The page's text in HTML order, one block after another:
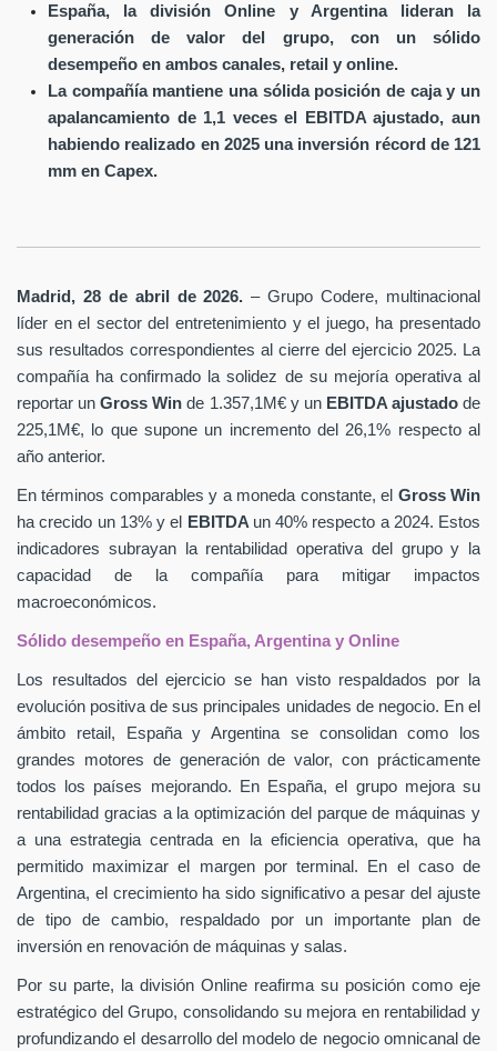
España, la división Online y Argentina lideran la
generación de valor del grupo, con un sólido
desempeño en ambos canales, retail y online.
La compañía mantiene una sólida posición de caja y un
apalancamiento de 1,1 veces el EBITDA ajustado, aun
habiendo realizado en 2025 una inversión récord de 121
mm en Capex.
Madrid, 28 de abril de 2026. – Grupo Codere, multinacional
líder en el sector del entretenimiento y el juego, ha presentado
sus resultados correspondientes al cierre del ejercicio 2025. La
compañía ha confirmado la solidez de su mejoría operativa al
reportar unGross Winde 1.357,1M€ y un EBITDA ajustadode
225,1M€, lo que supone un incremento del 26,1% respecto al
año anterior.
En términos comparables y a moneda constante, el Gross Win
ha crecido un 13% y el
EBITDA un 40% respecto a 2024. Estos
indicadores subrayan la rentabilidad operativa del grupo y la
capacidad de la compañía para mitigar impactos
macroeconómicos.
Sólido desempeño en España, Argentina y Online
Los resultados del ejercicio se han visto respaldados por la
evolución positiva de sus principales unidades de negocio. En el
ámbito retail, España y Argentina se consolidan como los
grandes motores de generación de valor, con prácticamente
todos los países mejorando. En España, el grupo mejora su
rentabilidad gracias a la optimización del parque de máquinas y
a una estrategia centrada en la eficiencia operativa, que ha
permitido maximizar el margen por terminal. En el caso de
Argentina, el crecimiento ha sido significativo a pesar del ajuste
de tipo de cambio, respaldado por un importante plan de
inversión en renovación de máquinas y salas.
Por su parte, la división Online reafirma su posición como eje
estratégico del Grupo, consolidando su mejora en rentabilidad y
profundizando el desarrollo del modelo de negocio omnicanal de